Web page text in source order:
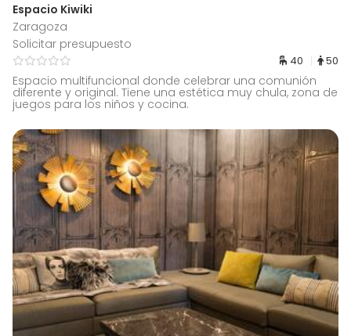
Espacio Kiwiki
Zaragoza
Solicitar presupuesto
40 50
Espacio multifuncional donde celebrar una comunión
diferente y original. Tiene una estética muy chula, zona de
juegos para los niños y cocina.